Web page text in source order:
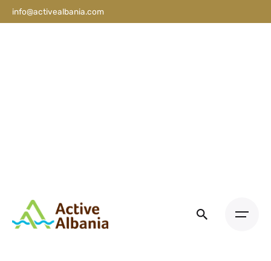
info@activealbania.com